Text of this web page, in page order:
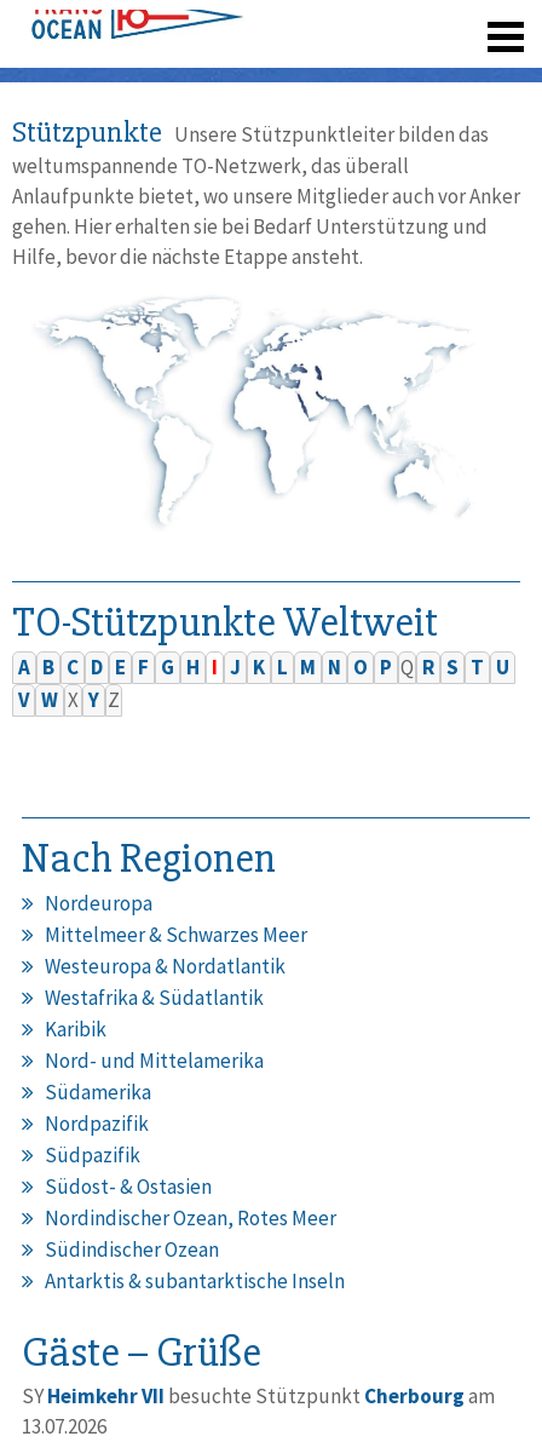
Stützpunkte Unsere Stützpunktleiter bilden das
weltumspannende TO-Netzwerk, das überall
Anlaufpunkte bietet, wo unsere Mitglieder auch vor Anker
gehen. Hier erhalten sie bei Bedarf Unterstützung und
Hilfe, bevor die nächste Etappe ansteht.
TO-Stützpunkte Weltweit
A B C D E F G H I J K L M N O P Q R S T U
V W X Y Z
Nach Regionen
Nordeuropa
Mittelmeer & Schwarzes Meer
Westeuropa & Nordatlantik
Westafrika & Südatlantik
Karibik
Nord- und Mittelamerika
Südamerika
Nordpazifik
Südpazifik
Südost- & Ostasien
Nordindischer Ozean, Rotes Meer
Südindischer Ozean
Antarktis & subantarktische Inseln
Gäste – Grüße
SYHeimkehr VII besuchte Stützpunkt Cherbourgam
13.07.2026